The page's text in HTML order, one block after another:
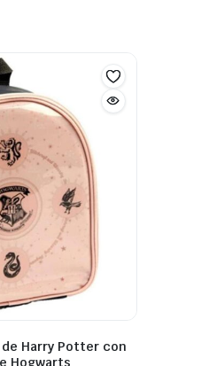
Harry Potter con
Hogwarts